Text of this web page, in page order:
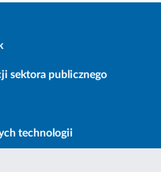
sektora publicznego
technologii